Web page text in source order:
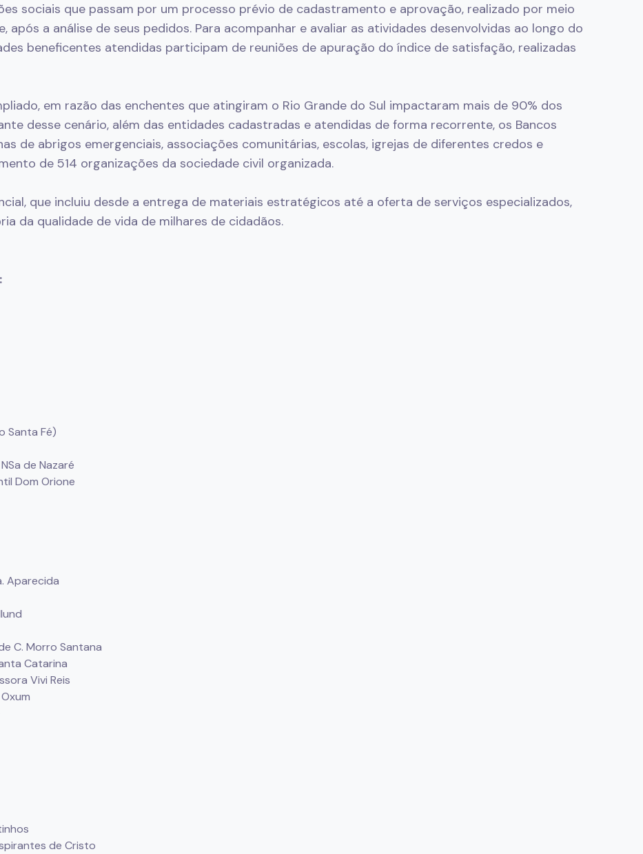
sociais que passam por um processo prévio de cadastramento e aprovação, realizado por meio
após a análise de seus pedidos. Para acompanhar e avaliar as atividades desenvolvidas ao longo do
beneficentes atendidas participam de reuniões de apuração do índice de satisfação, realizadas
em razão das enchentes que atingiram o Rio Grande do Sul impactaram mais de 90% dos
desse cenário, além das entidades cadastradas e atendidas de forma recorrente, os Bancos
de abrigos emergenciais, associações comunitárias, escolas, igrejas de diferentes credos e
de 514 organizações da sociedade civil organizada.
que incluiu desde a entrega de materiais estratégicos até a oferta de serviços especializados,
da qualidade de vida de milhares de cidadãos.
Santa Fé)
de Nazaré
Dom Orione
Aparecida
C. Morro Santana
Catarina
Vivi Reis
de Cristo